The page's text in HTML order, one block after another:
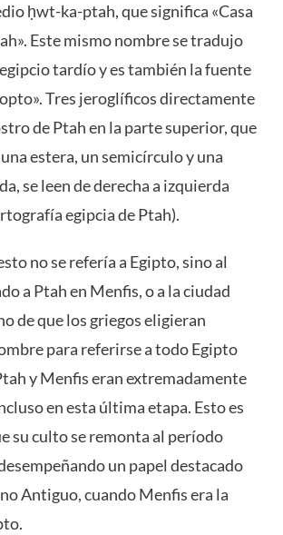
ḥwt-ka-ptah, que significa «Casa
Este mismo nombre se tradujo
tardío y es también la fuente
Tres jeroglíficos directamente
de Ptah en la parte superior, que
estera, un semicírculo y una
se leen de derecha a izquierda
egipcia de Ptah).
no se refería a Egipto, sino al
a Ptah en Menfis, o a la ciudad
de que los griegos eligieran
para referirse a todo Egipto
y Menfis eran extremadamente
en esta última etapa. Esto es
su culto se remonta al período
un papel destacado
Antiguo, cuando Menfis era la